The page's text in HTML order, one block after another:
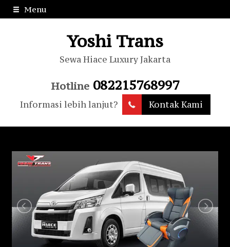
Menu
Yoshi Trans
Sewa Hiace Luxury Jakarta
Hotline 082215768997
Informasi lebih lanjut? Kontak Kami